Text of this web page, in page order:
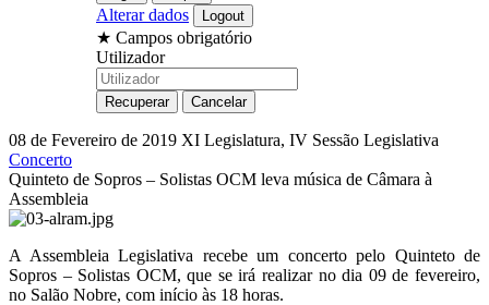
Alterar dados
★ Campos obrigatório
Utilizador
08 de Fevereiro de 2019 XI Legislatura, IV Sessão Legislativa
Concerto
Quinteto de Sopros – Solistas OCM leva música de Câmara à
Assembleia
A Assembleia Legislativa recebe um concerto pelo Quinteto de
Sopros – Solistas OCM, que se irá realizar no dia 09 de fevereiro,
no Salão Nobre, com início às 18 horas.